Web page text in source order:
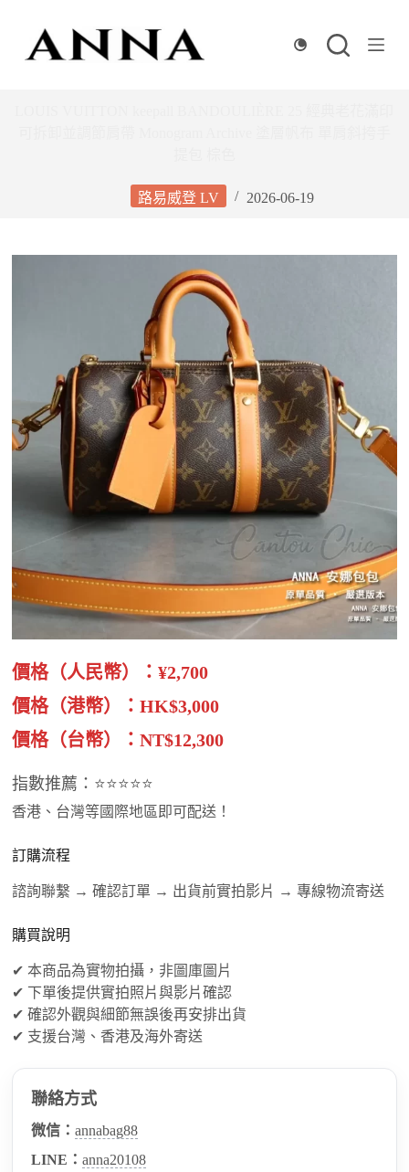
主
路易威登 LV 2026-06-19
價格（人民幣）：¥2,700
價格（港幣）：HK$3,000
價格（台幣）：NT$12,300
指數推薦：⭐⭐⭐⭐⭐
香港、台灣等國際地區即可配送！
訂購流程
諮詢聯繫 → 確認訂單 → 出貨前實拍影片 → 專線物流寄送
購買說明
✔ 本商品為實物拍攝，非圖庫圖片
✔ 下單後提供實拍照片與影片確認
✔ 確認外觀與細節無誤後再安排出貨
✔ 支援台灣、香港及海外寄送
聯絡方式
微信：annabag88
LINE：anna20108